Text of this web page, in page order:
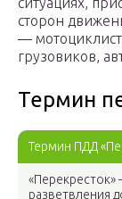
сторон
—
грузовиков,
Термин
Термин ПДД
разветвления